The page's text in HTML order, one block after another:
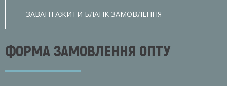
ЗАВАНТАЖИТИ БЛАНК ЗАМОВЛЕННЯ
ФОРМА ЗАМОВЛЕННЯ ОПТУ